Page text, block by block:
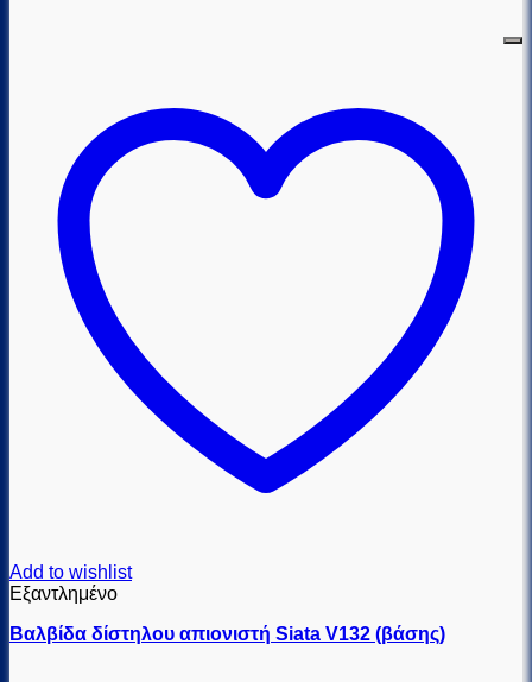
Add to wishlist
Εξαντλημένο
Βαλβίδα δίστηλου απιονιστή Siata V132 (βάσης)